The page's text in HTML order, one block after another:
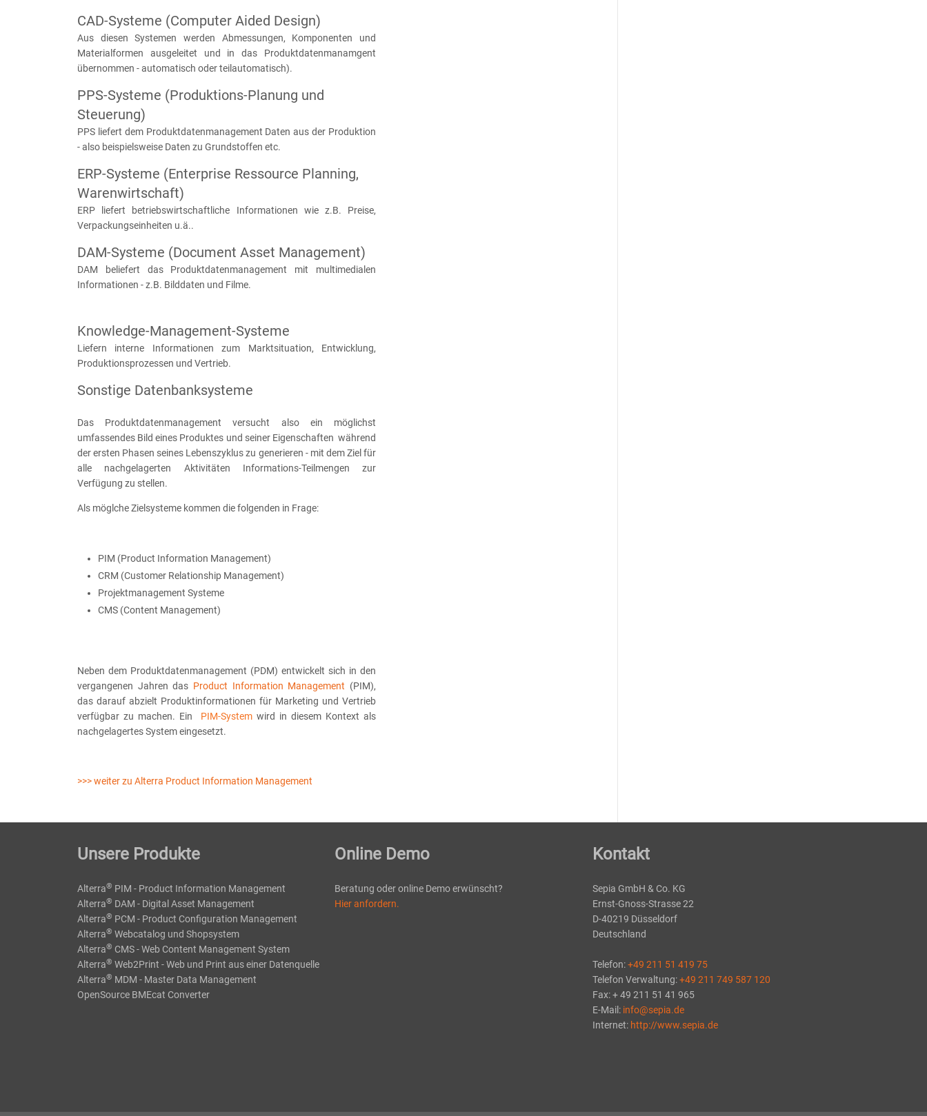
CAD-Systeme (Computer Aided Design)
Aus diesen Systemen werden Abmessungen, Komponenten und
Materialformen ausgeleitet und in das Produktdatenmanamgent
übernommen - automatisch oder teilautomatisch).
PPS-Systeme (Produktions-Planung und
Steuerung)
PPS liefert dem Produktdatenmanagement Daten aus der Produktion
- also beispielsweise Daten zu Grundstoffen etc.
ERP-Systeme (Enterprise Ressource Planning,
Warenwirtschaft)
ERP liefert betriebswirtschaftliche Informationen wie z.B. Preise,
Verpackungseinheiten u.ä..
DAM-Systeme (Document Asset Management)
DAM beliefert das Produktdatenmanagement mit multimedialen
Informationen - z.B. Bilddaten und Filme.
Knowledge-Management-Systeme
Liefern interne Informationen zum Marktsituation, Entwicklung,
Produktionsprozessen und Vertrieb.
Sonstige Datenbanksysteme
Das Produktdatenmanagement versucht also ein möglichst
umfassendes Bild eines Produktes und seiner Eigenschaften während
der ersten Phasen seines Lebenszyklus zu generieren - mit dem Ziel für
alle nachgelagerten Aktivitäten Informations-Teilmengen zur
Verfügung zu stellen.
Als möglche Zielsysteme kommen die folgenden in Frage:
PIM (Product Information Management)
CRM (Customer Relationship Management)
Projektmanagement Systeme
CMS (Content Management)
Neben dem Produktdatenmanagement (PDM) entwickelt sich in den
vergangenen Jahren das Product Information Management (PIM),
das darauf abzielt Produktinformationen für Marketing und Vertrieb
verfügbar zu machen. Ein PIM-System wird in diesem Kontext als
nachgelagertes System eingesetzt.
>>> weiter zu Alterra Product Information Management
Unsere Produkte
Alterra® PIM - Product Information Management
Alterra® DAM - Digital Asset Management
Alterra® PCM - Product Configuration Management
Alterra® Webcatalog und Shopsystem
Alterra® CMS - Web Content Management System
Alterra® Web2Print - Web und Print aus einer Datenquelle
Alterra® MDM - Master Data Management
OpenSource BMEcat Converter
Online Demo
Beratung oder online Demo erwünscht?
Hier anfordern.
Kontakt
Sepia GmbH & Co. KG
Ernst-Gnoss-Strasse 22
D-40219 Düsseldorf
Deutschland
Telefon:+49 211 51 419 75
Telefon Verwaltung:+49 211 749 587 120
Fax: + 49 211 51 41 965
E-Mail: info@sepia.de
Internet: http://www.sepia.de